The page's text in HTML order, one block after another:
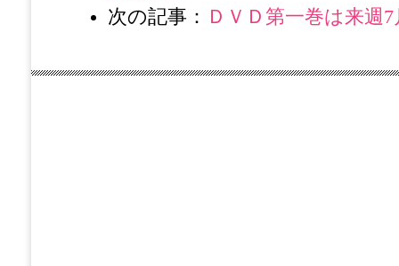
次の記事： ＤＶＤ第一巻は来週